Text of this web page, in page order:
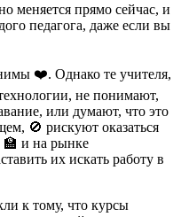
меняется прямо сейчас, и
педагога, даже если вы
❤️. Однако те учителя,
не понимают,
или думают, что это
🚫 рискуют оказаться
🏫 и на рынке
их искать работу в
к тому, что курсы